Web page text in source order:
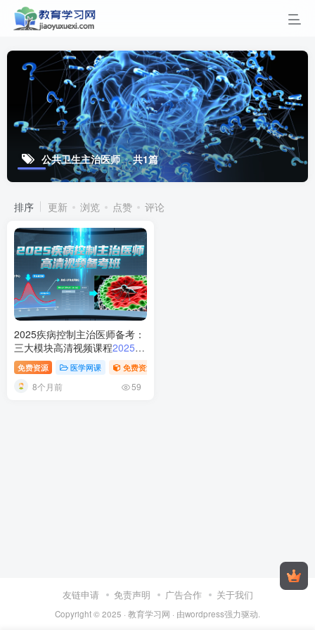
公共卫生主治医师 共1篇
排序 更新 浏览 点赞 评论
2025疾病控制主治医师备考：
三大模块高清视频课程2025疾
病控制主治医师考试备考指南
与视频课程解析
免费资源 医学网课 免费资源
8个月前 59
友链申请 免责声明 广告合作 关于我们
Copyright © 2025 · 教育学习网 · 由wordpress强力驱动.